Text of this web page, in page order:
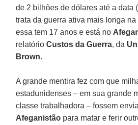
de 2 bilhões de dólares até a data
trata da guerra ativa mais longa
essa tem 17 anos e está no
relatórioCustos da Guerra, da
Brown.
A grande mentira fez com que
estadunidenses – em sua grande
classe trabalhadora – fossem
Afeganistão para matar e ferir